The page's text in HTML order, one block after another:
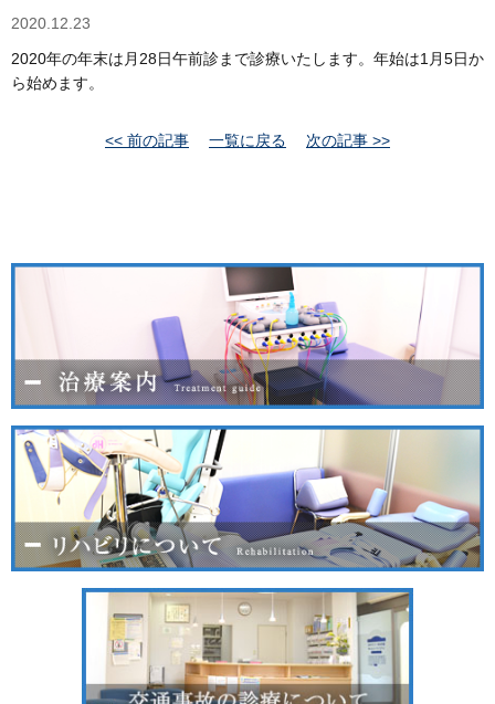
2020.12.23
2020年の年末は月28日午前診まで診療いたします。年始は1月5日か
ら始めます。
<< 前の記事 一覧に戻る 次の記事 >>